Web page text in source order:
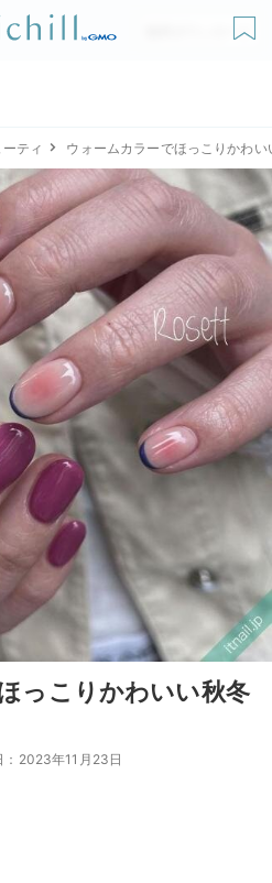
無料ダウンロード
ーティ ウォームカラーでほっこりかわ
っこりかわいい秋冬
：2023年11月23日